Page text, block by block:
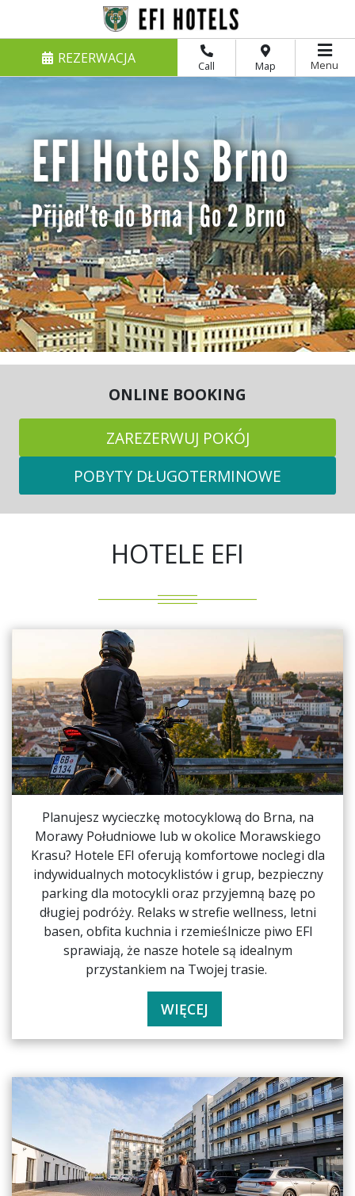
Call Map
REZERWACJA Menu
EFI Hotels Brno
Přijeďte do Brna | Go 2 Brno
ONLINE BOOKING
ZAREZERWUJ POKÓJ
POBYTY DŁUGOTERMINOWE
HOTELE EFI
Planujesz wycieczkę motocyklową do Brna, na
Morawy Południowe lub w okolice Morawskiego
Krasu? Hotele EFI oferują komfortowe noclegi dla
indywidualnych motocyklistów i grup, bezpieczny
parking dla motocykli oraz przyjemną bazę po
długiej podróży. Relaks w strefie wellness, letni
basen, obfita kuchnia i rzemieślnicze piwo EFI
sprawiają, że nasze hotele są idealnym
przystankiem na Twojej trasie.
WIĘCEJ